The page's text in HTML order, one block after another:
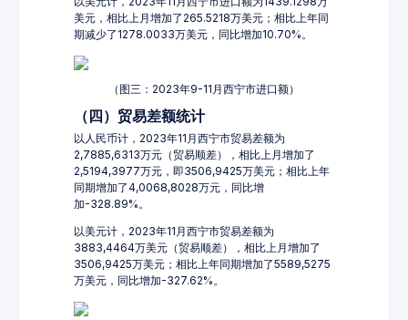
美元，相比上月增加了265.5218万美元；相比上年同
期减少了1278.0033万美元，同比增加10.70%。
（图三：2023年9-11月西宁市进口额）
（四）贸易差额统计
以人民币计，2023年11月西宁市贸易差额为
2,7885,6313万元（贸易顺差），相比上月增加了
2,5194,3977万元，即3506,9425万美元；相比上年
同期增加了4,0068,8028万元，同比增
加-328.89%。
以美元计，2023年11月西宁市贸易差额为
3883,4464万美元（贸易顺差），相比上月增加了
3506,9425万美元；相比上年同期增加了5589,5275
万美元，同比增加-327.62%。